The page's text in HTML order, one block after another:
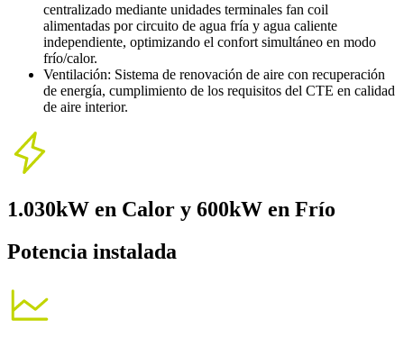
centralizado mediante unidades terminales fan coil
alimentadas por circuito de agua fría y agua caliente
independiente, optimizando el confort simultáneo en modo
frío/calor.
Ventilación: Sistema de renovación de aire con recuperación
de energía, cumplimiento de los requisitos del CTE en calidad
de aire interior.
1.030kW en Calor y 600kW en Frío
Potencia instalada